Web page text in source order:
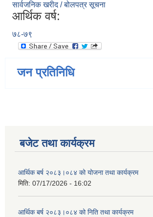
सार्वजनिक खरीद / बोलपत्र सूचना
आर्थिक वर्ष:
७८-७९
जन प्रतिनिधि
बजेट तथा कार्यक्रम
आर्थिक बर्ष २०८३।०८४ को योजना तथा कार्यक्रम
मिति: 07/17/2026 - 16:02
आर्थिक बर्ष २०८३।०८४ को निति तथा कार्यक्रम